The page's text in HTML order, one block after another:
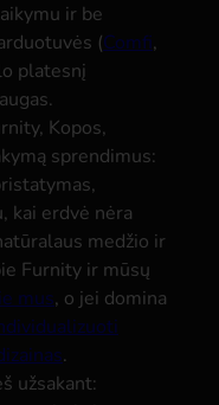
ir be
(Comfi,
platesnį
Kopos,
sprendimus:
kai erdvė nėra
medžio ir
Furnity ir mūsų
mus, o jei domina
.
užsakant: